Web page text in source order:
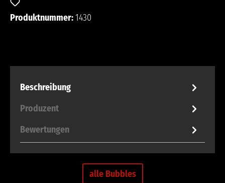
Produktnummer:1430
Beschreibung
Produzent
Bewertungen
alle Bubbles